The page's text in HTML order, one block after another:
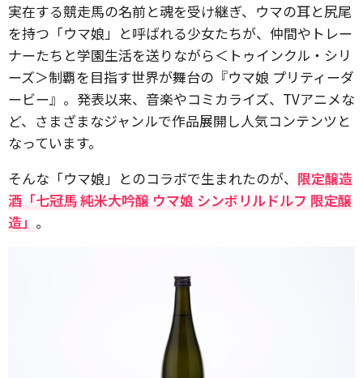
実在する競走馬の名前と魂を受け継ぎ、ウマの耳と尻尾
を持つ「ウマ娘」と呼ばれる少女たちが、仲間やトレー
ナーたちと学園生活を送りながら＜トゥインクル・シリ
ーズ＞制覇を目指す世界が舞台の『ウマ娘 プリティーダ
ービー』。発表以来、音楽やコミカライズ、TVアニメな
ど、さまざまなジャンルで作品展開し人気コンテンツと
なっています。
そんな「ウマ娘」とのコラボで生まれたのが、 限定醸造
酒「七冠馬 純米大吟醸 ウマ娘 シンボリルドルフ 限定醸
造」 。